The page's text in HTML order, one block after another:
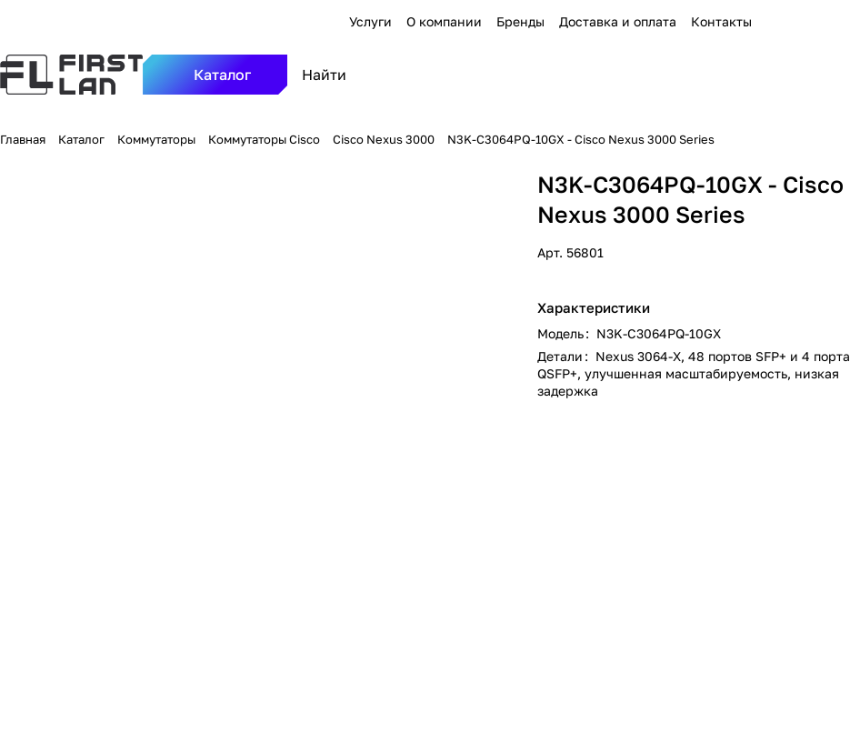
Услуги О компании Бренды Доставка и оплата Контакты
Каталог
Главная Каталог Коммутаторы Коммутаторы Cisco Cisco Nexus 3000 N3K-C3064PQ-10GX - Cisco Nexus 3000 Series
N3K-C3064PQ-10GX - Cisco
Nexus 3000 Series
Арт. 56801
Характеристики
Модель: N3K-C3064PQ-10GX
Детали: Nexus 3064-X, 48 портов SFP+ и 4 порта
QSFP+, улучшенная масштабируемость, низкая
задержка